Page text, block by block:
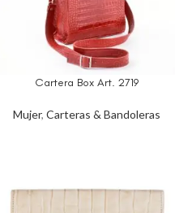
Cartera Box Art. 2719
Mujer, Carteras & Bandoleras